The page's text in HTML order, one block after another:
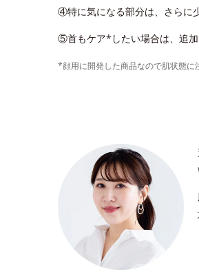
④特に気になる部分は、さらに
⑤首もケア*したい場合は、追加
*顔用に開発した商品なので肌状態に